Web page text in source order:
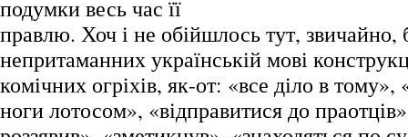
подумки весь час її
правлю. Хоч і не обійшлось тут, звичайно,
непритаманних українській мові
комічних огріхів, як-от: «все діло в
ноги лотосом», «відправитися до